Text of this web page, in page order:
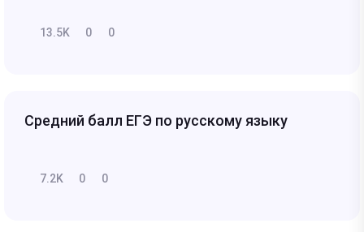
13.5K 0 0
Средний балл ЕГЭ по русскому языку
7.2K 0 0